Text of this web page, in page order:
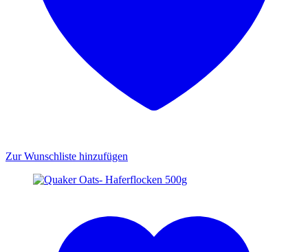
Zur Wunschliste hinzufügen